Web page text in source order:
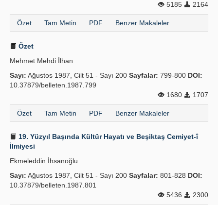
5185
2164
Özet Tam Metin PDF Benzer Makaleler
Özet
Mehmet Mehdi İlhan
Sayı: Ağustos 1987, Cilt 51 - Sayı 200 Sayfalar: 799-800 DOI:
10.37879/belleten.1987.799
1680
1707
Özet Tam Metin PDF Benzer Makaleler
19. Yüzyıl Başında Kültür Hayatı ve Beşiktaş Cemiyet-î
İlmiyesi
Ekmeleddin İhsanoğlu
Sayı: Ağustos 1987, Cilt 51 - Sayı 200 Sayfalar: 801-828 DOI:
10.37879/belleten.1987.801
5436
2300